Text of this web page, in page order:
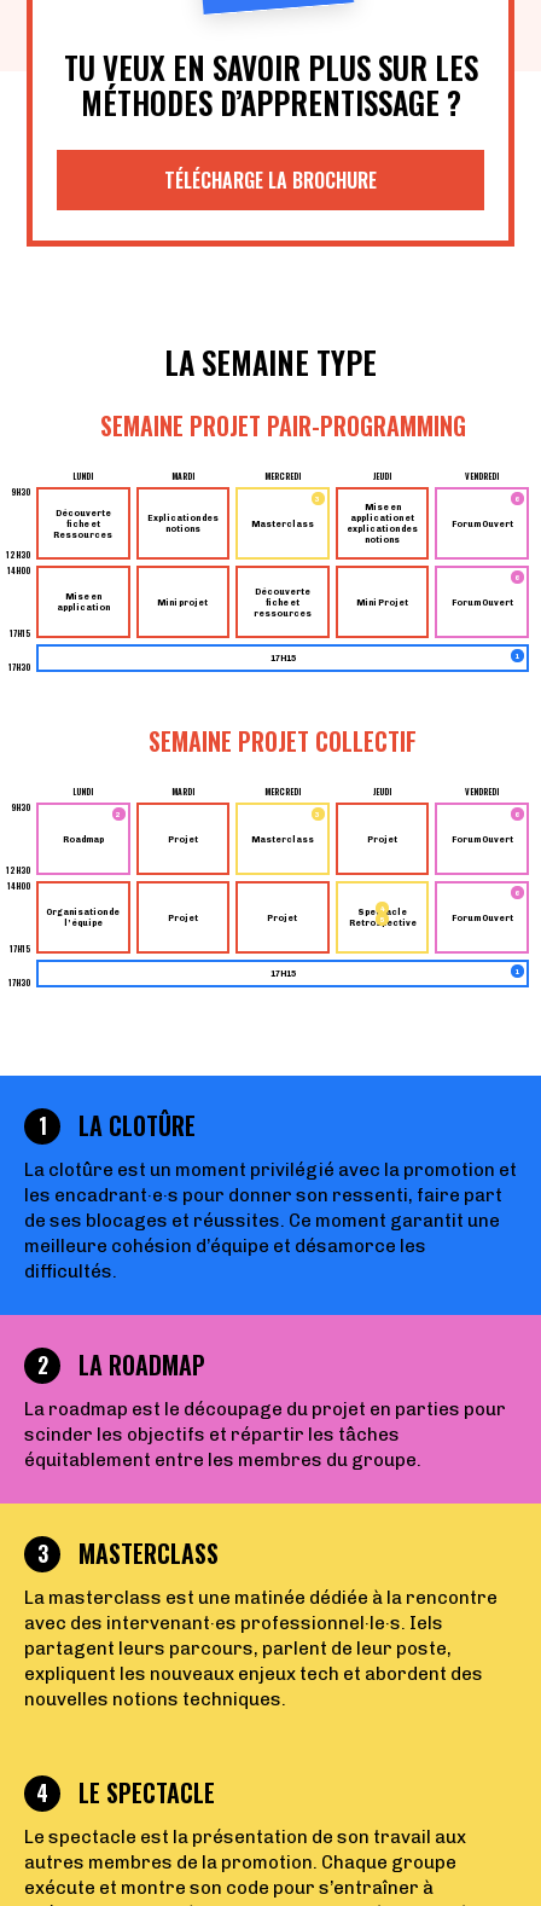
TU VEUX EN SAVOIR PLUS SUR LES
MÉTHODES D’APPRENTISSAGE ?
TÉLÉCHARGE LA BROCHURE
LA SEMAINE TYPE
SEMAINE PROJET PAIR-PROGRAMMING
LUNDI MARDI MERCREDI JEUDI
VENDREDI
9H30
12H30
Découverte
fiche et
Ressources
Explication des
notions
3
Masterclass
Mise en
application et
explication des
notions
6
Forum Ouvert
14H00
17H15
Mise en
application
Mini projet
Découverte
fiche et
ressources
Mini Projet
6
Forum Ouvert
17H30
1
17H15
SEMAINE PROJET COLLECTIF
LUNDI MARDI MERCREDI JEUDI
VENDREDI
9H30
12H30
2
Roadmap Projet
3
Masterclass Projet
6
Forum Ouvert
14H00
17H15
Organisation de
l’équipe
Projet Projet
4
Spectacle
5
Retrospective
6
Forum Ouvert
17H30
1
17H15
1 LA CLOTÛRE
La clotûre est un moment privilégié avec la promotion et
les encadrant·e·s pour donner son ressenti, faire part
de ses blocages et réussites. Ce moment garantit une
meilleure cohésion d’équipe et désamorce les
difficultés.
2 LA ROADMAP
La roadmap est le découpage du projet en parties pour
scinder les objectifs et répartir les tâches
équitablement entre les membres du groupe.
3 MASTERCLASS
La masterclass est une matinée dédiée à la rencontre
avec des intervenant·es professionnel·le·s. Iels
partagent leurs parcours, parlent de leur poste,
expliquent les nouveaux enjeux tech et abordent des
nouvelles notions techniques.
4 LE SPECTACLE
Le spectacle est la présentation de son travail aux
autres membres de la promotion. Chaque groupe
exécute et montre son code pour s’entraîner à